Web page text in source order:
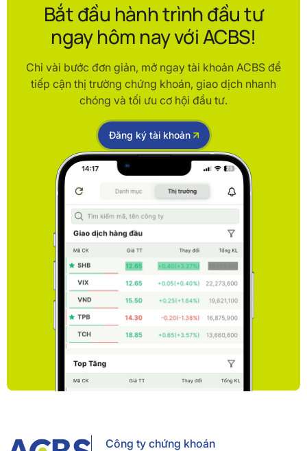
Bắt đầu hành trình đầu tư
ngay hôm nay với ACBS!
Chỉ vài bước đơn giản, mở ngay tài khoản ACBS để
tiếp cận thị trường chứng khoán, giao dịch nhanh
chóng và tối ưu cơ hội đầu tư.
Đăng ký tài khoản
Công ty chứng khoán